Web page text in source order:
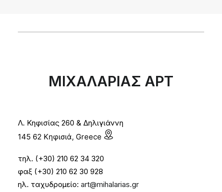
ΜΙΧΑΛΑΡΙΑΣ ΑΡΤ
Λ. Κηφισίας 260 & Δηλιγιάννη
145 62 Κηφισιά, Greece
τηλ. (+30) 210 62 34 320
φαξ (+30) 210 62 30 928
ηλ. ταχυδρομείο: art@mihalarias.gr